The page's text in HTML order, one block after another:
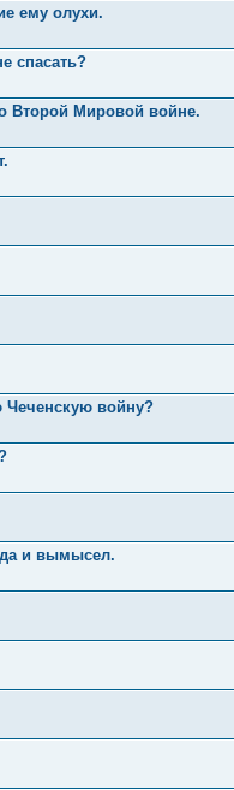
ему олухи.
спасать?
Второй Мировой войне.
войну?
и вымысел.